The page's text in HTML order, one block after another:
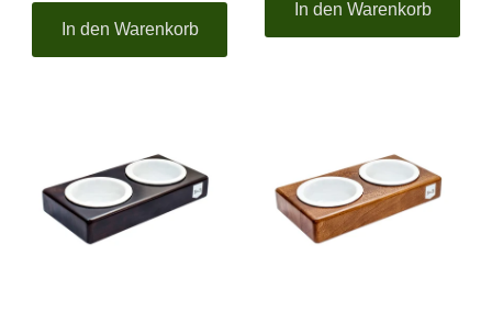
In den Warenkorb
In den Warenkorb